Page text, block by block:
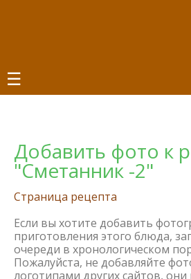
☰
Добавить фото к
"Сметанник -2"
Страница рецепта
Если вы хотите добавить
приготовления этого блюда,
очереди в хронологическом
Пожалуйста, не добавляйте
логотипами других сайтов, они